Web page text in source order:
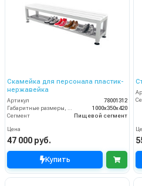
Скамейка для персонала пластик-
нержавейка
Артикул
78001312
1000х350х420
Сегмент
Пищевой сегмент
Цена
47 000 руб.
Купить